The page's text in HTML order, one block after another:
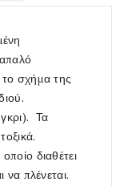
το σχήμα της
Τα
διαθέτει
να πλένεται.